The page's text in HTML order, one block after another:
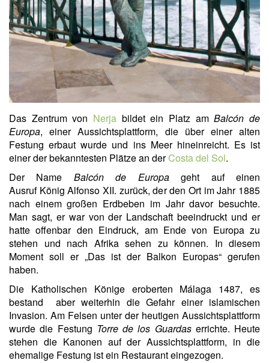
Das Zentrum von Nerja bildet ein Platz amBalcón de
Europa, einer Aussichtsplattform, die über einer alten
Festung erbaut wurde und ins Meer hineinreicht. Es ist
einer der bekanntesten Plätze an derCosta del Sol.
Der Name Balcón de Europageht auf einen
Ausruf König Alfonso XII. zurück, der den Ort im Jahr 1885
nach einem großen Erdbeben im Jahr davor besuchte.
Man sagt, er war von der Landschaft beeindruckt und er
hatte offenbar den Eindruck, am Ende von Europa zu
stehen und nach Afrika sehen zu können. In diesem
Moment soll er „Das ist der Balkon Europas“ gerufen
haben.
Die Katholischen Könige eroberten Málaga 1487, es
bestand aber weiterhin die Gefahr einer islamischen
Invasion. Am Felsen unter der heutigen Aussichtsplattform
wurde die Festung Torre de los Guardaserrichte. Heute
stehen die Kanonen auf der Aussichtsplattform, in die
ehemalige Festung ist ein Restaurant eingezogen.